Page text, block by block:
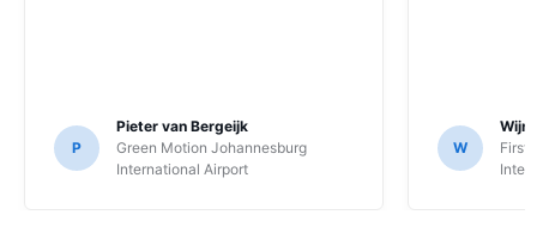
P
Pieter van Bergeijk
Green Motion Johannesburg
International Airport
W
First